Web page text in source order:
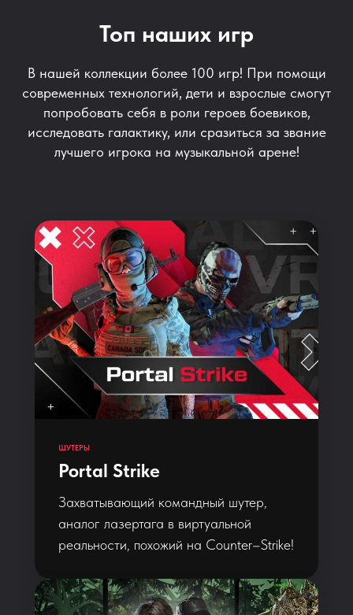
Топ наших игр
В нашей коллекции более 100 игр! При помощи
современных технологий, дети и взрослые смогут
попробовать себя в роли героев боевиков,
исследовать галактику, или сразиться за звание
лучшего игрока на музыкальной арене!
ШУТЕРЫ
Portal Strike
Захватывающий командный шутер,
аналог лазертага в виртуальной
реальности, похожий на Counter–Strike!